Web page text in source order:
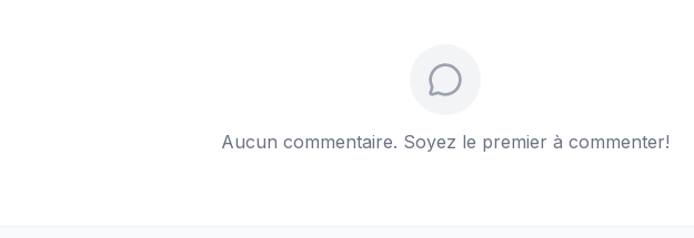
Aucun commentaire. Soyez le premier à commenter!